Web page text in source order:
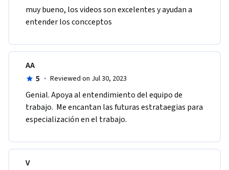
muy bueno, los videos son excelentes y ayudan a
entender los concceptos
AA
5 · Reviewed on Jul 30, 2023
Genial. Apoya al entendimiento del equipo de
trabajo.  Me encantan las futuras estrataegias para
especialización en el trabajo.
V